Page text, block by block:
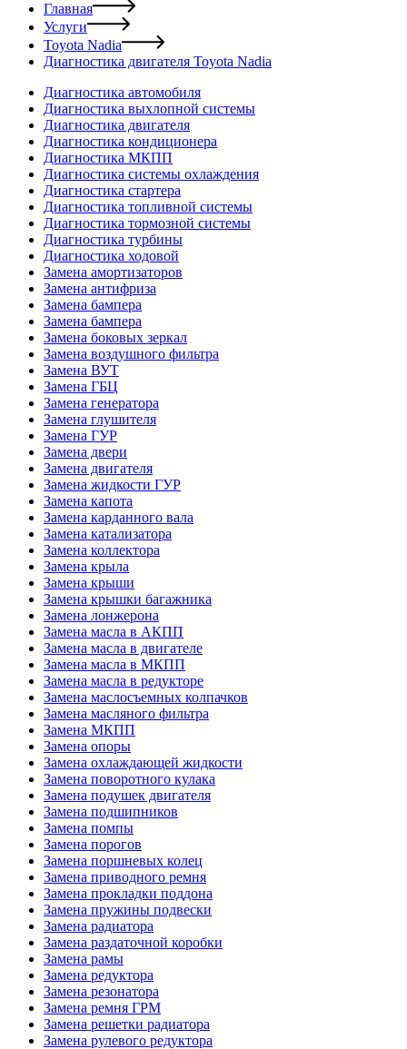
Главная
Услуги
Toyota Nadia
Диагностика двигателя Toyota Nadia
Диагностика автомобиля
Диагностика выхлопной системы
Диагностика двигателя
Диагностика кондиционера
Диагностика МКПП
Диагностика системы охлаждения
Диагностика стартера
Диагностика топливной системы
Диагностика тормозной системы
Диагностика турбины
Диагностика ходовой
Замена амортизаторов
Замена антифриза
Замена бампера
Замена бампера
Замена боковых зеркал
Замена воздушного фильтра
Замена ВУТ
Замена ГБЦ
Замена генератора
Замена глушителя
Замена ГУР
Замена двери
Замена двигателя
Замена жидкости ГУР
Замена капота
Замена карданного вала
Замена катализатора
Замена коллектора
Замена крыла
Замена крыши
Замена крышки багажника
Замена лонжерона
Замена масла в АКПП
Замена масла в двигателе
Замена масла в МКПП
Замена масла в редукторе
Замена маслосъемных колпачков
Замена масляного фильтра
Замена МКПП
Замена опоры
Замена охлаждающей жидкости
Замена поворотного кулака
Замена подушек двигателя
Замена подшипников
Замена помпы
Замена порогов
Замена поршневых колец
Замена приводного ремня
Замена прокладки поддона
Замена пружины подвески
Замена радиатора
Замена раздаточной коробки
Замена рамы
Замена редуктора
Замена резонатора
Замена ремня ГРМ
Замена решетки радиатора
Замена рулевого редуктора